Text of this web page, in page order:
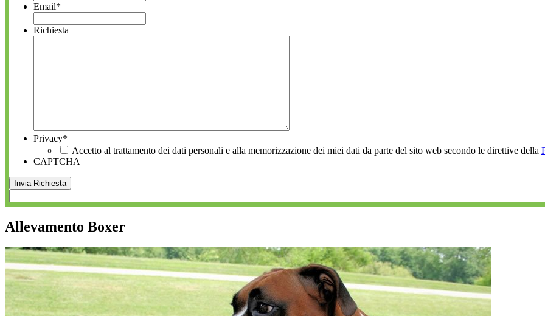
Email*
Richiesta
Privacy*
Accetto al trattamento dei dati personali e alla memorizzazione dei miei dati da parte del sito web secondo le direttive della
CAPTCHA
Allevamento Boxer